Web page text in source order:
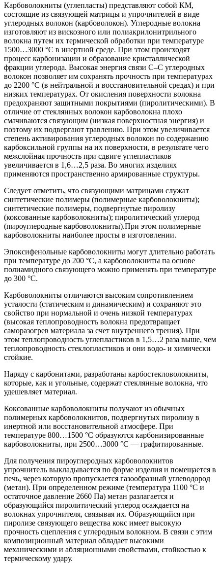
Карбоволокниты (углепласты) представляют собой КМ,
состоящие из связующей матрицы и упрочнителей в виде
углеродных волокон (карбоволокон). Углеродные волокна
изготовляют из вискозного или полиакрилонитрильного
волокна путем их термической обработки при температуре
1500…3000 °С в инертной среде. При этом происходят
процесс карбонизации и образование кристаллической
фракции углерода. Высокая энергия связи С–С углеродных
волокон позволяет им сохранять прочность при температурах
до 2200 °C (в нейтральной и восстановительной средах) и при
низких температурах. От окисления поверхности волокна
предохраняют защитными покрытиями (пиролитическими). В
отличие от стеклянных волокон карбоволокна плохо
смачиваются связующим (низкая поверхностная энергия) и
поэтому их подвергают травлению. При этом увеличивается
степень активирования углеродных волокон по содержанию
карбоксильной группы на их поверхности, в результате чего
межслойная прочность при сдвиге углепластиков
увеличивается в 1,6…2,5 раза. Во многих изделиях
применяются пространственно армированные структуры.
Следует отметить, что связующими матрицами служат
синтетические полимеры (полимерные карбоволокниты);
синтетические полимеры, подвергнутые пиролизу
(коксованные карбоволокниты); пиролитический углерод
(пироуглеродные карбоволокниты).При этом полимерные
карбоволокниты наиболее просты в изготовлении.
Эпоксифенольные карбоволокниты могут длительно работать
при температуре до 200 °С, а карбоволокниты па основе
полиамидного связующего можно применять при температуре
до 300 °С.
Карбоволокниты отличаются высоким сопротивлением
усталости (статическим и динамическим) и сохраняют это
свойство при нормальной и очень низкой температурах
(высокая теплопроводностъ волокна предотвращает
саморазогрев материала за счет внутреннего трения). При
этом теплопроводность углепластиков в 1,5…2 раза выше, чем
теплопроводность стеклопластиков и они водо- и химически
стойкие.
Наряду с карбонитами, разработаны карбостекловолокниты,
которые, как и угольные, содержат стеклянные волокна, что
удешевляет материал.
Коксованные карбоволокниты получают из обычных
полимерных карбоволокнитов, подвергнутых пиролизу в
инертной или восстановительной атмосфере. При
температуре 800…1500 °С образуются карбонизированные
карбоволокниты, при 2500…3000 °С — графитированные.
Для получения пироуглеродных карбоволокнитов
упрочнитель выкладывается по форме изделия и помещается в
печь, через которую пропускается газообразный углеводород
(метан). При определенном режиме (температура 1100 °С и
остаточное давление 2660 Па) метан разлагается и
образующийся пиролитический углерод осаждается на
волокнах упрочнителя, связывая их. Образующийся при
пиролизе связующего вещества кокс имеет высокую
прочность сцепления с углеродным волокном. В связи с этим
композиционный материал обладает высокими
механическими и абляционными свойствами, стойкостью к
термическому удару.